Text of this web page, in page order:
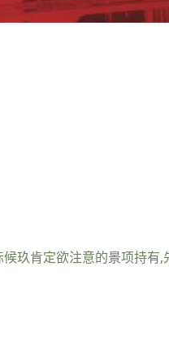
玖肯定欲注意的景项持有,